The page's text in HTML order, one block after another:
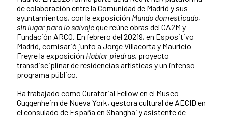
de colaboración entre la Comunidad de Madrid y sus
ayuntamientos, con la exposición Mundo domesticado,
sin lugar para lo salvajeque reúne obras del CA2M y
Fundación ARCO. En febrero del 20219, en Espositivo
Madrid, comisarió junto a Jorge Villacorta y Mauricio
Freyre la exposición Hablar piedras, proyecto
transdisciplinar de residencias artísticas y un intenso
programa público.
Ha trabajado como Curatorial Fellow en el Museo
Guggenheim de Nueva York, gestora cultural de AECID en
el consulado de España en Shanghai y asistente de